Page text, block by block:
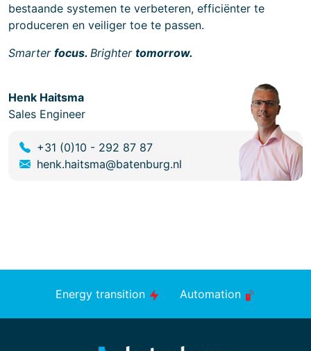
bestaande systemen te verbeteren, efficiënter te
produceren en veiliger toe te passen.
Smarter focus. Brighter tomorrow.
Henk Haitsma
Sales Engineer
+31 (0)10 - 292 87 87
henk.haitsma@batenburg.nl
Energy transition Automation